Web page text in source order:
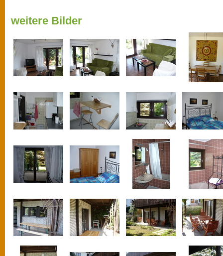
weitere Bilder